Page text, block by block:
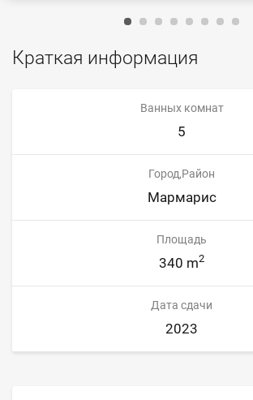
Краткая информация
Ванных комнат
5
Город,Район
Мармарис
Площадь
340 m2
Дата сдачи
2023